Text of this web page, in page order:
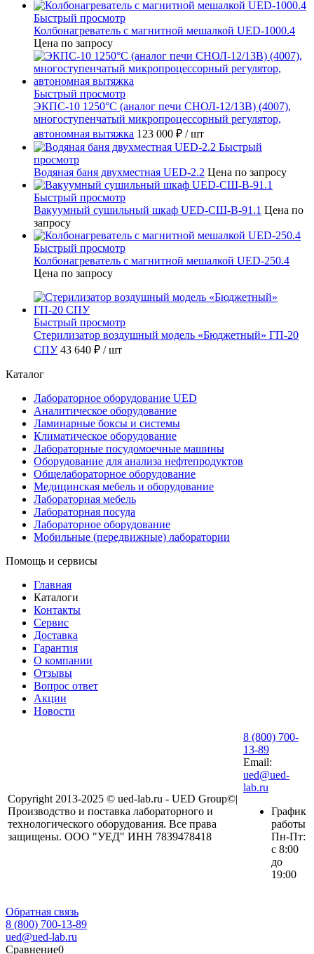
Быстрый просмотр
Колбонагреватель с магнитной мешалкой UED-1000.4
Цена по запросу
Быстрый просмотр
ЭКПС-10 1250°С (аналог печи СНОЛ-12/13В) (4007),
многоступенчатый микропроцессорный регулятор,
автономная вытяжка 123 000 ₽ / шт
Быстрый
просмотр
Водяная баня двухместная UED-2.2 Цена по запросу
Быстрый просмотр
Вакуумный сушильный шкаф UED-СШ-В-91.1 Цена по
запросу
Быстрый просмотр
Колбонагреватель с магнитной мешалкой UED-250.4
Цена по запросу
Быстрый просмотр
Стерилизатор воздушный модель «Бюджетный» ГП-20
СПУ 43 640 ₽ / шт
Каталог
Лабораторное оборудование UED
Аналитическое оборудование
Ламинарные боксы и системы
Климатическое оборудование
Лабораторные посудомоечные машины
Оборудование для анализа нефтепродуктов
Общелабораторное оборудование
Медицинская мебель и оборудование
Лабораторная мебель
Лабораторная посуда
Лабораторное оборудование
Мобильные (передвижные) лаборатории
Помощь и сервисы
Главная
Каталоги
Контакты
Сервис
Доставка
Гарантия
О компании
Отзывы
Вопрос ответ
Акции
Новости
Copyright 2013-2025 © ued-lab.ru - UED Group©|
Производство и поставка лабораторного и
технологического оборудования. Все права
защищены. ООО "УЕД" ИНН 7839478418
8 (800) 700-
13-89
Email:
ued@ued-
lab.ru
График
работы
Пн-Пт:
с 8:00
до
19:00
Обратная связь
8 (800) 700-13-89
ued@ued-lab.ru
Сравнение0